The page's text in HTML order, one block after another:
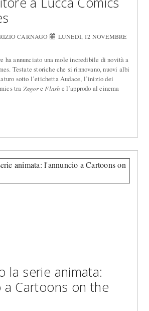
CARNAGO
LUNEDÌ, 12 NOVEMBRE
ha annunciato una mole incredibile di novità a
Testate storiche che si rinnovano, nuovi albi
sotto l’etichetta Audace, l’inizio dei
tra Zagore Flash e l’approdo al cinema
la serie animata:
a Cartoons on the